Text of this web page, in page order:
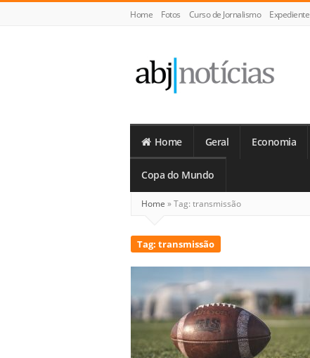
Home Fotos Curso de Jornalismo Expediente
Notícias
Home Geral Economia
Copa do Mundo
Home »Tag: transmissão
Tag: transmissão